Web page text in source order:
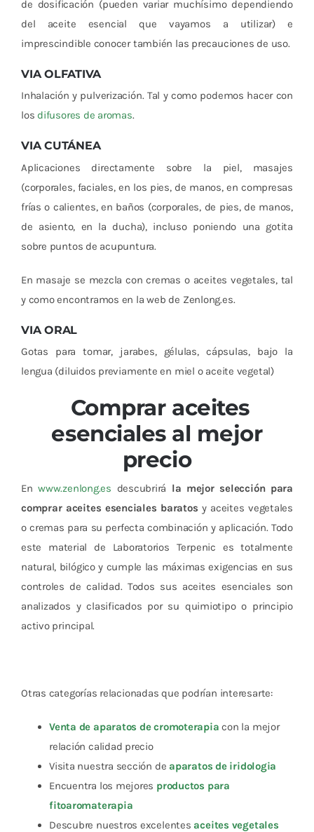
de dosificación (pueden variar muchísimo dependiendo
del aceite esencial que vayamos a utilizar) e
imprescindible conocer también las precauciones de uso.
VIA OLFATIVA
Inhalación y pulverización. Tal y como podemos hacer con
los difusores de aromas.
VIA CUTÁNEA
Aplicaciones directamente sobre la piel, masajes
(corporales, faciales, en los pies, de manos, en compresas
frías o calientes, en baños (corporales, de pies, de manos,
de asiento, en la ducha), incluso poniendo una gotita
sobre puntos de acupuntura.
En masaje se mezcla con cremas o aceites vegetales, tal
y como encontramos en la web de Zenlong.es.
VIA ORAL
Gotas para tomar, jarabes, gélulas, cápsulas, bajo la
lengua (diluidos previamente en miel o aceite vegetal)
Comprar aceites
esenciales al mejor
precio
Enwww.zenlong.es descubrirá la mejor selección para
comprar aceites esenciales baratos y aceites vegetales
o cremas para su perfecta combinación y aplicación. Todo
este material de Laboratorios Terpenic es totalmente
natural, bilógico y cumple las máximas exigencias en sus
controles de calidad. Todos sus aceites esenciales son
analizados y clasificados por su quimiotipo o principio
activo principal.
Otras categorías relacionadas que podrían interesarte:
Venta de aparatos de cromoterapia con la mejor
relación calidad precio
Visita nuestra sección de aparatos de iridologia
Encuentra los mejores productos para
fitoaromaterapia
Descubre nuestros excelentes aceites vegetales